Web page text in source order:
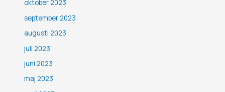
oktober 2023
september 2023
augusti 2023
juli 2023
juni 2023
maj 2023